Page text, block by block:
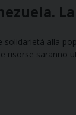
solidarietà alla
risorse saranno